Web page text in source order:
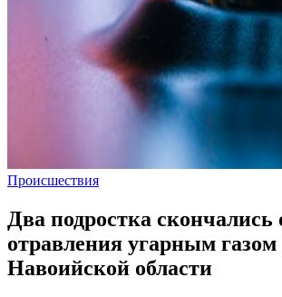
Происшествия
Два подростка скончались
отравления угарным газом
Навоийской области